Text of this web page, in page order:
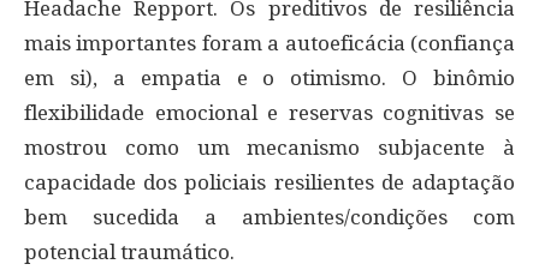
Headache Repport. Os preditivos de resiliência
mais importantes foram a autoeficácia (confiança
em si), a empatia e o otimismo. O binômio
flexibilidade emocional e reservas cognitivas se
mostrou como um mecanismo subjacente à
capacidade dos policiais resilientes de adaptação
bem sucedida a ambientes/condições com
potencial traumático.